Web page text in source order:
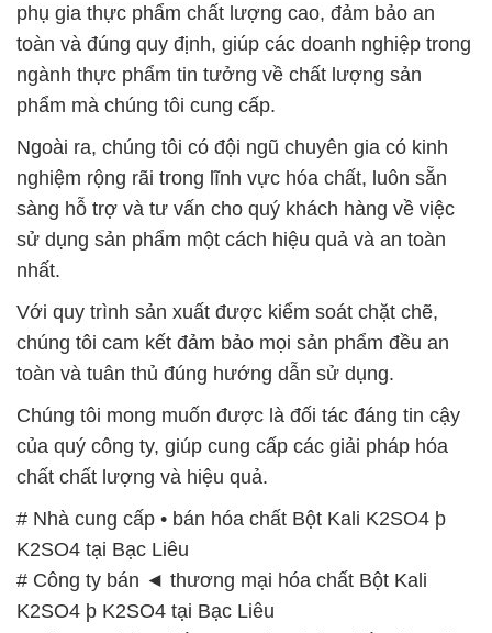
phụ gia thực phẩm chất lượng cao, đảm bảo an
toàn và đúng quy định, giúp các doanh nghiệp trong
ngành thực phẩm tin tưởng về chất lượng sản
phẩm mà chúng tôi cung cấp.
Ngoài ra, chúng tôi có đội ngũ chuyên gia có kinh
nghiệm rộng rãi trong lĩnh vực hóa chất, luôn sẵn
sàng hỗ trợ và tư vấn cho quý khách hàng về việc
sử dụng sản phẩm một cách hiệu quả và an toàn
nhất.
Với quy trình sản xuất được kiểm soát chặt chẽ,
chúng tôi cam kết đảm bảo mọi sản phẩm đều an
toàn và tuân thủ đúng hướng dẫn sử dụng.
Chúng tôi mong muốn được là đối tác đáng tin cậy
của quý công ty, giúp cung cấp các giải pháp hóa
chất chất lượng và hiệu quả.
# Nhà cung cấp • bán hóa chất Bột Kali K2SO4 þ
K2SO4 tại Bạc Liêu
# Công ty bán ◄ thương mại hóa chất Bột Kali
K2SO4 þ K2SO4 tại Bạc Liêu